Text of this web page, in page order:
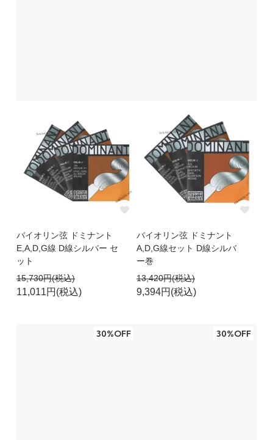
バイオリン弦 ドミナント
E,A,D,G線 D線シルバー セ
ット
15,730円(税込)
11,011円(税込)
バイオリン弦 ドミナント
A,D,G線セット D線シルバ
ー巻
13,420円(税込)
9,394円(税込)
30%OFF 30%OFF